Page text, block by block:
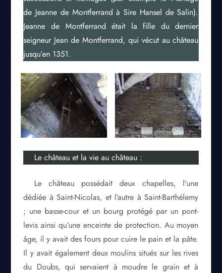
de Jeanne de Montferrand à Sire Hansel de Salin).
Jeanne de Montferrand était la fille du dernier
seigneur Jean de Montferrand, qui vécut au château
jusqu’en 1351.
Le château et la vie au château :
Le château possédait deux chapelles, l’une
dédiée à Saint-Nicolas, et l’autre à Saint-Barthélemy
; une basse-cour et un bourg protégé par un pont-
levis ainsi qu’une enceinte de protection. Au moyen
âge, il y avait des fours pour cuire le pain et la pâte.
Il y avait également deux moulins situés sur les rives
du Doubs, qui servaient à moudre le grain et à